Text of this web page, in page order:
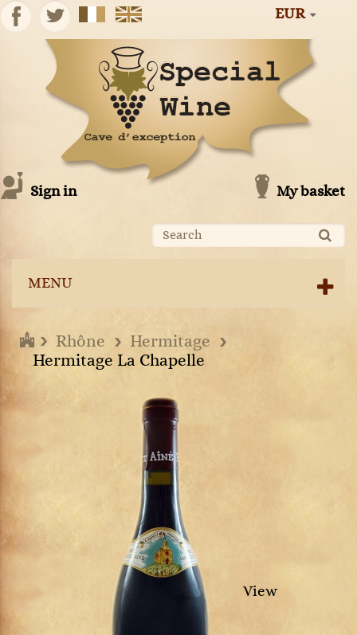
EUR
My basket
Sign in
MENU
Rhône
Hermitage
Hermitage La Chapelle
View